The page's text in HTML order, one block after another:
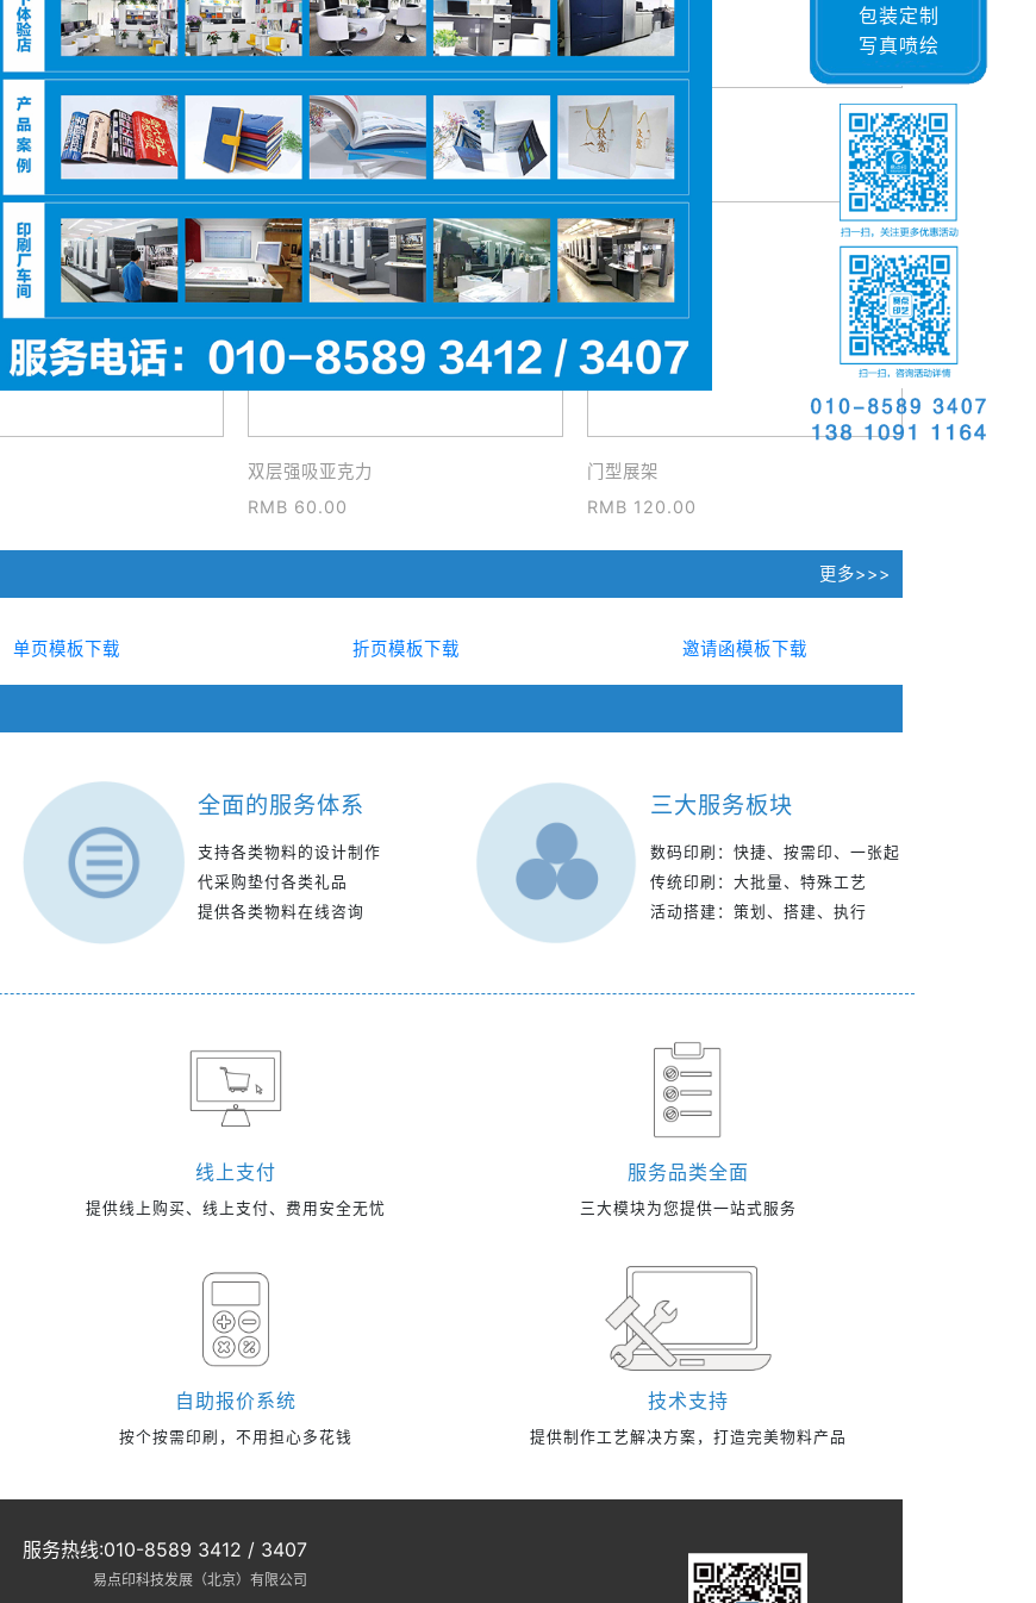
签字笔
RMB 2.00
纸杯
RMB 0.14
双层强吸亚克力
RMB 60.00
门型展架
RMB 120.00
更多>>>
单页模板下载 折页模板下载 邀请函模板下载
全面的服务体系
支持各类物料的设计制作
代采购垫付各类礼品
提供各类物料在线咨询
三大服务板块
数码印刷：快捷、按需印、一张起
传统印刷：大批量、特殊工艺
活动搭建：策划、搭建、执行
线上支付
提供线上购买、线上支付、费用安全无忧
服务品类全面
三大模块为您提供一站式服务
自助报价系统
按个按需印刷，不用担心多花钱
技术支持
提供制作工艺解决方案，打造完美物料产品
服务热线:010-8589 3412 / 3407
易点印科技发展（北京）有限公司
包装定制
写真喷绘